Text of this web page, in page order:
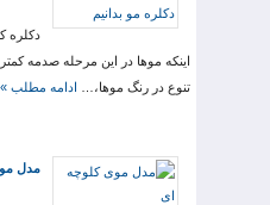
دکلره
اینکه موها در این مرحله صدمه
تنوع در رنگ موها،… ادامه مطلب »
مدل